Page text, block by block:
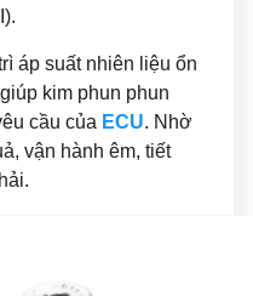
áp suất nhiên liệu ổn
kim phun phun
cầu của ECU. Nhờ
vận hành êm, tiết